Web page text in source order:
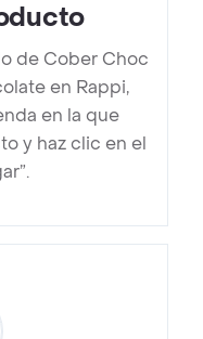
de Cober Choc
en Rappi,
en la que
y haz clic en el